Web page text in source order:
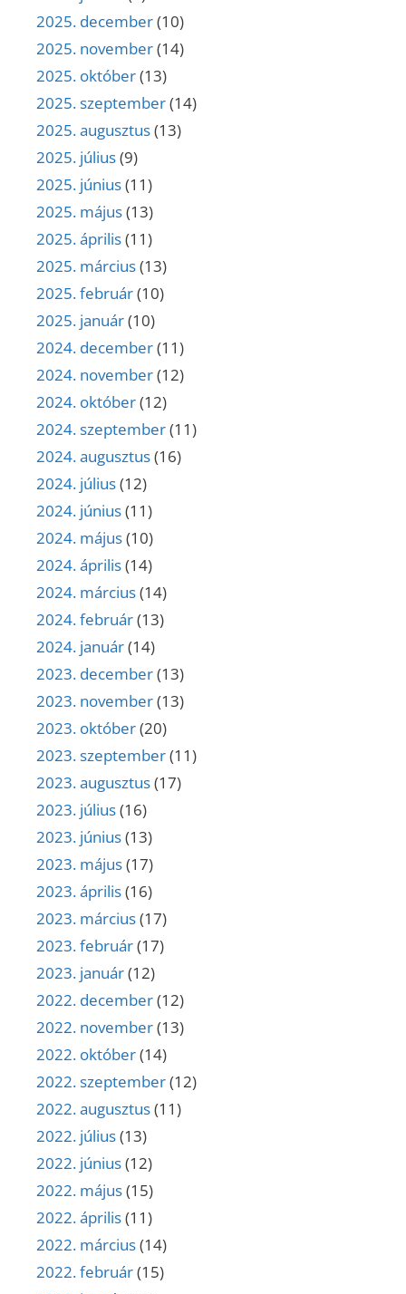
2025. december(10)
2025. november(14)
2025. október(13)
2025. szeptember(14)
2025. augusztus(13)
2025. július(9)
2025. június(11)
2025. május(13)
2025. április(11)
2025. március(13)
2025. február(10)
2025. január(10)
2024. december(11)
2024. november(12)
2024. október(12)
2024. szeptember(11)
2024. augusztus(16)
2024. július(12)
2024. június(11)
2024. május(10)
2024. április(14)
2024. március(14)
2024. február(13)
2024. január(14)
2023. december(13)
2023. november(13)
2023. október(20)
2023. szeptember(11)
2023. augusztus(17)
2023. július(16)
2023. június(13)
2023. május(17)
2023. április(16)
2023. március(17)
2023. február(17)
2023. január(12)
2022. december(12)
2022. november(13)
2022. október(14)
2022. szeptember(12)
2022. augusztus(11)
2022. július(13)
2022. június(12)
2022. május(15)
2022. április(11)
2022. március(14)
2022. február(15)